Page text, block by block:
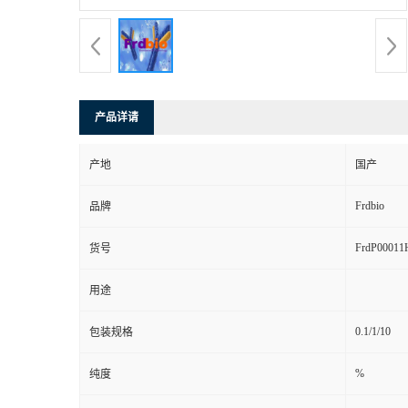
产品详请
产地 国产
品牌 Frdbio
货号
用途
包装规格 0.1/1/10
纯度 %